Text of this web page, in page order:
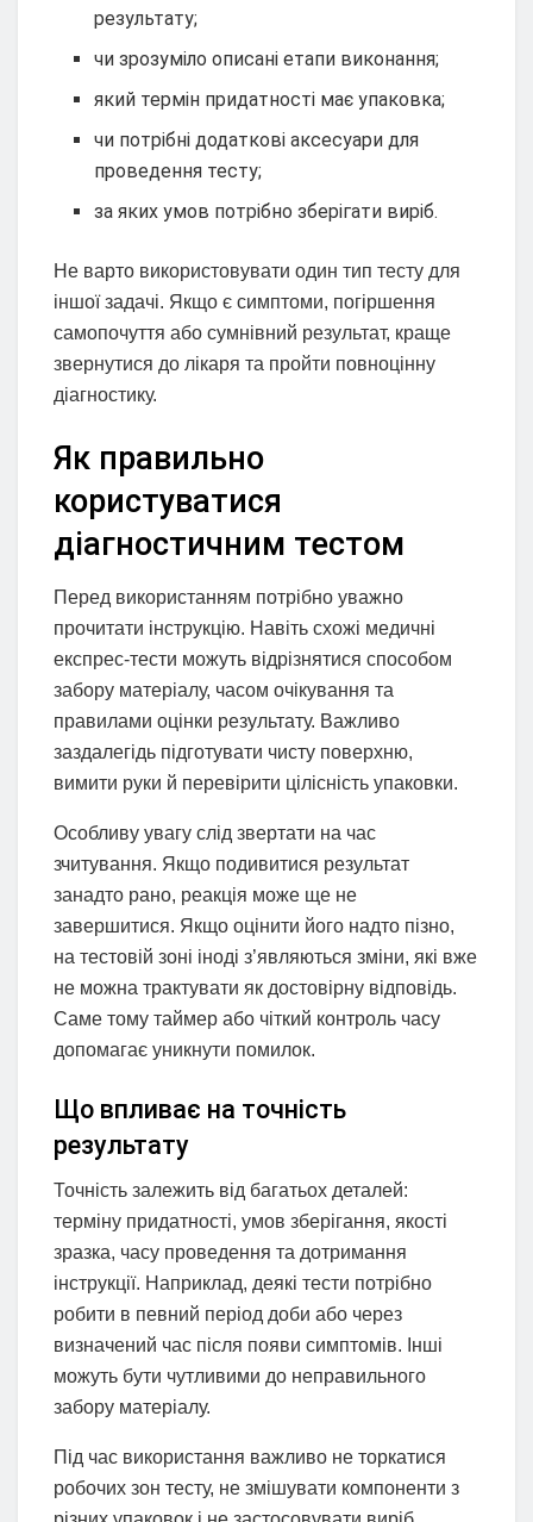
результату;
чи зрозуміло описані етапи виконання;
який термін придатності має упаковка;
чи потрібні додаткові аксесуари для
проведення тесту;
за яких умов потрібно зберігати виріб.
Не варто використовувати один тип тесту для
іншої задачі. Якщо є симптоми, погіршення
самопочуття або сумнівний результат, краще
звернутися до лікаря та пройти повноцінну
діагностику.
Як правильно
користуватися
діагностичним тестом
Перед використанням потрібно уважно
прочитати інструкцію. Навіть схожі медичні
експрес-тести можуть відрізнятися способом
забору матеріалу, часом очікування та
правилами оцінки результату. Важливо
заздалегідь підготувати чисту поверхню,
вимити руки й перевірити цілісність упаковки.
Особливу увагу слід звертати на час
зчитування. Якщо подивитися результат
занадто рано, реакція може ще не
завершитися. Якщо оцінити його надто пізно,
на тестовій зоні іноді з’являються зміни, які вже
не можна трактувати як достовірну відповідь.
Саме тому таймер або чіткий контроль часу
допомагає уникнути помилок.
Що впливає на точність
результату
Точність залежить від багатьох деталей:
терміну придатності, умов зберігання, якості
зразка, часу проведення та дотримання
інструкції. Наприклад, деякі тести потрібно
робити в певний період доби або через
визначений час після появи симптомів. Інші
можуть бути чутливими до неправильного
забору матеріалу.
Під час використання важливо не торкатися
робочих зон тесту, не змішувати компоненти з